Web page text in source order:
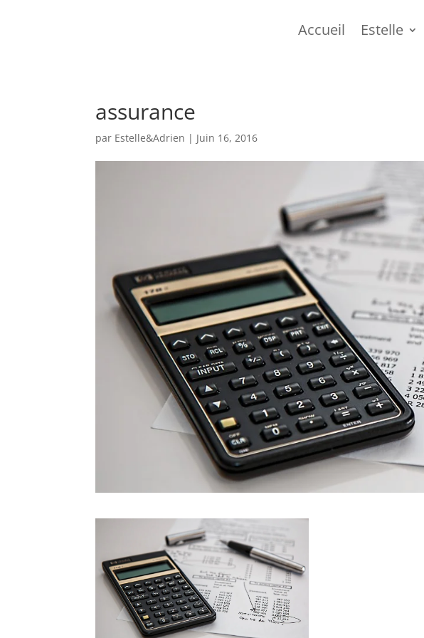
Accueil Estelle
assurance
par Estelle&Adrien | Juin 16, 2016